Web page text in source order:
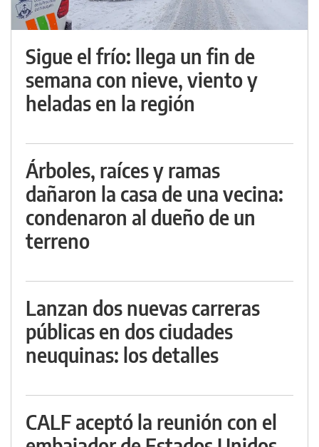
Sigue el frío: llega un fin de
semana con nieve, viento y
heladas en la región
Árboles, raíces y ramas
dañaron la casa de una vecina:
condenaron al dueño de un
terreno
Lanzan dos nuevas carreras
públicas en dos ciudades
neuquinas: los detalles
CALF aceptó la reunión con el